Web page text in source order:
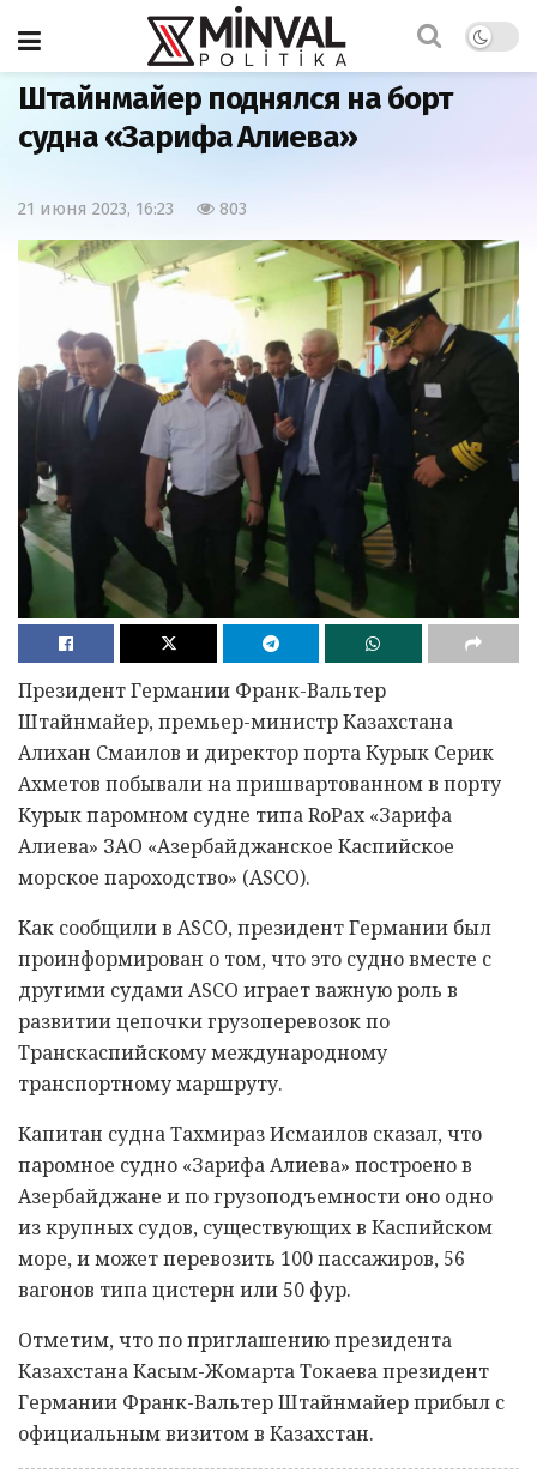
Главная Политика
Штайнмайер поднялся на борт
судна «Зарифа Алиева»
21 июня 2023, 16:23 803
Президент Германии Франк-Вальтер
Штайнмайер, премьер-министр Казахстана
Алихан Смаилов и директор порта Курык Серик
Ахметов побывали на пришвартованном в порту
Курык паромном судне типа RoPax «Зарифа
Алиева» ЗАО «Азербайджанское Каспийское
морское пароходство» (ASCO).
Как сообщили в ASCO, президент Германии был
проинформирован о том, что это судно вместе с
другими судами ASCO играет важную роль в
развитии цепочки грузоперевозок по
Транскаспийскому международному
транспортному маршруту.
Капитан судна Тахмираз Исмаилов сказал, что
паромное судно «Зарифа Алиева» построено в
Азербайджане и по грузоподъемности оно одно
из крупных судов, существующих в Каспийском
море, и может перевозить 100 пассажиров, 56
вагонов типа цистерн или 50 фур.
Отметим, что по приглашению президента
Казахстана Касым-Жомарта Токаева президент
Германии Франк-Вальтер Штайнмайер прибыл с
официальным визитом в Казахстан.